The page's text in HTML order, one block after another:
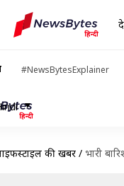
#NewsBytesExplainer
की खबरें / भारी